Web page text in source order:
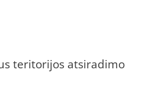
teritorijos atsiradimo